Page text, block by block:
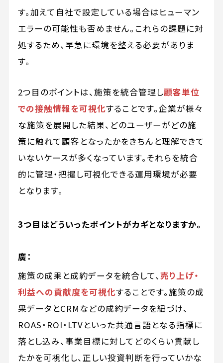
す。加えて自社で設定している場合はヒューマン
エラーの可能性も否めません。これらの課題に対
処するため、早急に環境を整える必要がありま
す。
2つ目のポイントは、施策を統合管理し顧客単位
での接触情報を可視化することです。企業が様々
な施策を展開した結果、どのユーザーがどの施
策に触れて顧客となったかをきちんと理解できて
いないケースが多くなっています。それらを統合
的に管理・把握し可視化できる運用環境が必要
となります。
3つ目はどういったポイントがカギとなりますか。
廣：
施策の成果と成約データを統合して、 売り上げ・
利益への貢献度を可視化することです。施策の成
果データとCRMなどの成約データを紐づけ、
ROAS・ROI・LTVといった共通言語となる指標に
落とし込み、事業目標に対してどのくらい貢献し
たかを可視化し、正しい投資判断を行っていかな